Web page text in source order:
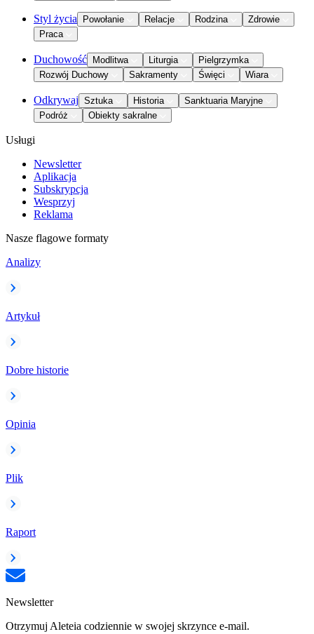
Styl życia Powołanie Relacje Rodzina
Zdrowie
Praca
Duchowość Modlitwa Liturgia
Pielgrzymka
Rozwój Duchowy
Sakramenty Święci Wiara
Odkrywaj Sztuka Historia
Sanktuaria Maryjne
Podróż
Obiekty sakralne
Usługi
Newsletter
Aplikacja
Subskrypcja
Wesprzyj
Reklama
Nasze flagowe formaty
Analizy
Artykuł
Dobre historie
Opinia
Plik
Raport
Newsletter
Otrzymuj Aleteia codziennie w swojej skrzynce e-mail.